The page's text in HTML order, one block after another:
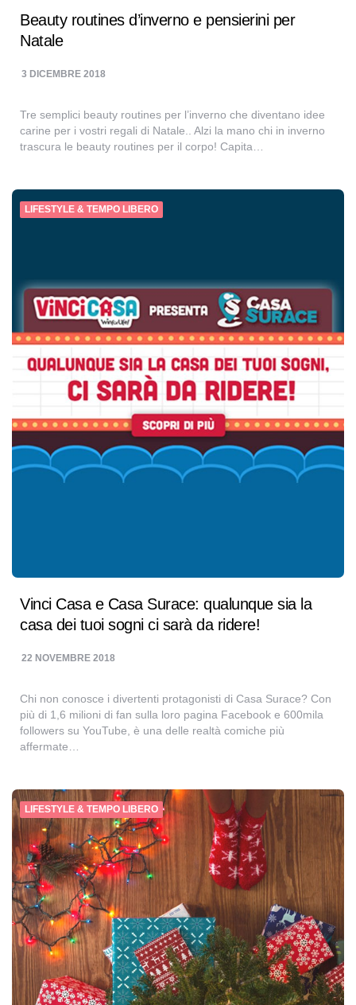
Beauty routines d’inverno e pensierini per
Natale
3 DICEMBRE 2018
Tre semplici beauty routines per l’inverno che diventano idee
carine per i vostri regali di Natale.. Alzi la mano chi in inverno
trascura le beauty routines per il corpo! Capita…
LIFESTYLE & TEMPO LIBERO
Vinci Casa e Casa Surace: qualunque sia la
casa dei tuoi sogni ci sarà da ridere!
22 NOVEMBRE 2018
Chi non conosce i divertenti protagonisti di Casa Surace? Con
più di 1,6 milioni di fan sulla loro pagina Facebook e 600mila
followers su YouTube, è una delle realtà comiche più
affermate…
LIFESTYLE & TEMPO LIBERO